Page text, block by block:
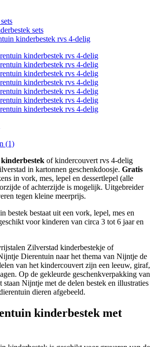
sets
kinderbestek rvs 4-delig
(1)
of kindercouvert rvs 4-delig
in kartonnen geschenkdoosje. Gratis
in vork, mes, lepel en dessertlepel (alle
of achterzijde is mogelijk. Uitgebreider
tegen kleine meerprijs.
bestek bestaat uit een vork, lepel, mes en
voor kinderen van circa 3 tot 6 jaar en
Zilverstad kinderbestekje of
Dierentuin naar het thema van Nijntje de
van het kindercouvert zijn een leeuw, giraf,
Op de gekleurde geschenkverpakking van
staan Nijntje met de delen bestek en illustraties
dieren afgebeeld.
kinderbestek met